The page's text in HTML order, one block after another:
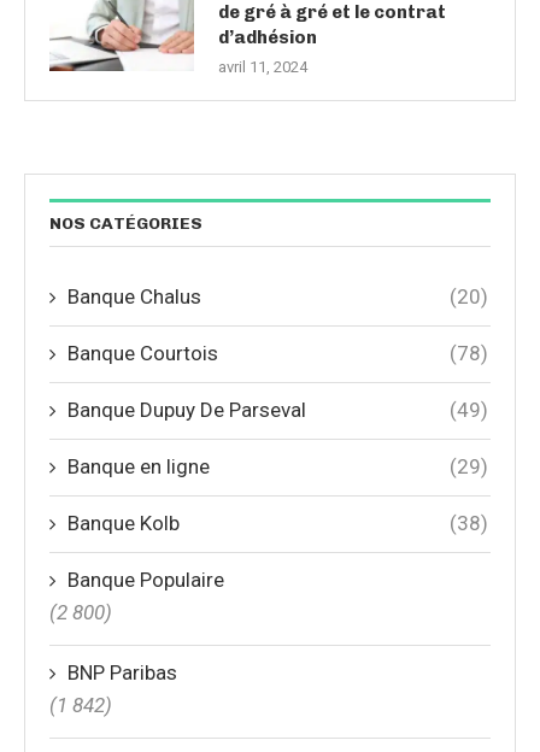
de gré à gré et le contrat
d’adhésion
avril 11, 2024
NOS CATÉGORIES
Banque Chalus (20)
Banque Courtois (78)
Banque Dupuy De Parseval (49)
Banque en ligne (29)
Banque Kolb (38)
Banque Populaire
(2 800)
BNP Paribas
(1 842)